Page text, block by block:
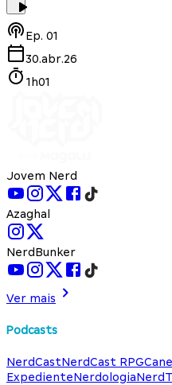
Ep. 01
30.abr.26
1h01
Jovem Nerd
Azaghal
NerdBunker
Ver mais
Podcasts
NerdCastNerdCast RPG
ExpedienteNerdologia